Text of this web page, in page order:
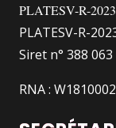
PLATESV-R-
PLATESV-R-
Siret n° 388
RNA :